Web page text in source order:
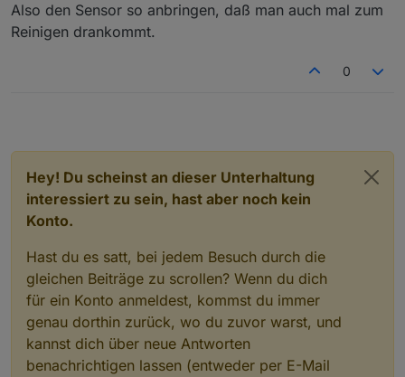
Also den Sensor so anbringen, daß man auch mal zum
Reinigen drankommt.
0
Hey! Du scheinst an dieser Unterhaltung
interessiert zu sein, hast aber noch kein
Konto.
Hast du es satt, bei jedem Besuch durch die
gleichen Beiträge zu scrollen? Wenn du dich
für ein Konto anmeldest, kommst du immer
genau dorthin zurück, wo du zuvor warst, und
kannst dich über neue Antworten
benachrichtigen lassen (entweder per E-Mail